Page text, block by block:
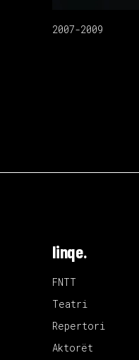
2007-2009
linqe.
FNTT
Teatri
Repertori
Aktorët